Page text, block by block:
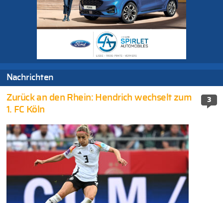
Nachrichten
3
Zurück an den Rhein: Hendrich wechselt zum
1. FC Köln